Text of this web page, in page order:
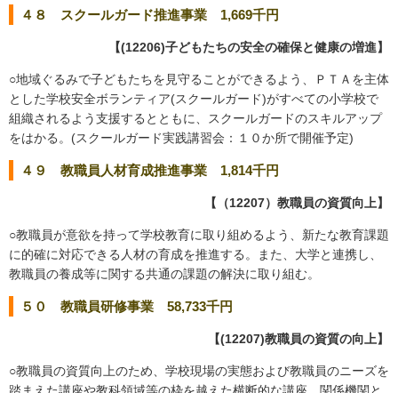
４８ スクールガード推進事業 1,669千円
【(12206)子どもたちの安全の確保と健康の増進】
○地域ぐるみで子どもたちを見守ることができるよう、ＰＴＡを主体
とした学校安全ボランティア(スクールガード)がすべての小学校で
組織されるよう支援するとともに、スクールガードのスキルアップ
をはかる。(スクールガード実践講習会：１０か所で開催予定)
４９ 教職員人材育成推進事業 1,814千円
【（12207）教職員の資質向上】
○教職員が意欲を持って学校教育に取り組めるよう、新たな教育課題
に的確に対応できる人材の育成を推進する。また、大学と連携し、
教職員の養成等に関する共通の課題の解決に取り組む。
５０ 教職員研修事業 58,733千円
【(12207)教職員の資質の向上】
○教職員の資質向上のため、学校現場の実態および教職員のニーズを